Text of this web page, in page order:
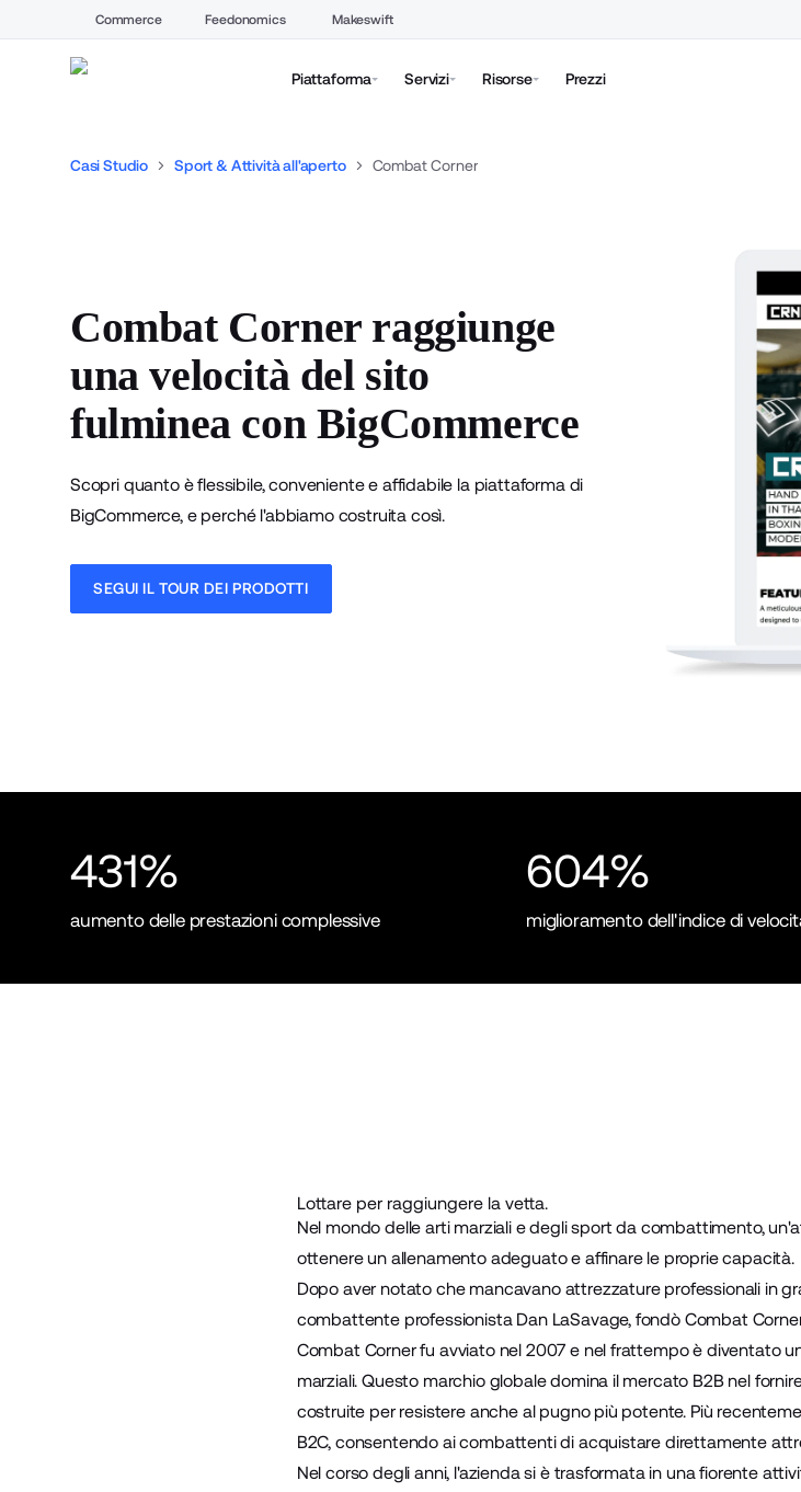
Commerce Feedonomics Makeswift
Piattaforma Servizi Risorse Prezzi
Casi Studio Sport & Attività all'aperto Combat Corner
Combat Corner raggiunge
una velocità del sito
fulminea con BigCommerce
Scopri quanto è flessibile, conveniente e affidabile la piattaforma di
BigCommerce, e perché l'abbiamo costruita così.
SEGUI IL TOUR DEI PRODOTTI
431%
aumento delle prestazioni complessive
604%
miglioramento dell'indice di
Lottare per raggiungere la vetta.
Nel mondo delle arti marziali e degli sport da combattimento,
ottenere un allenamento adeguato e affinare le proprie capacità.
Dopo aver notato che mancavano attrezzature professionali in
combattente professionista Dan LaSavage, fondò Combat
Combat Corner fu avviato nel 2007 e nel frattempo è diventato
marziali. Questo marchio globale domina il mercato B2B nel
costruite per resistere anche al pugno più potente. Più
B2C, consentendo ai combattenti di acquistare direttamente
Nel corso degli anni, l'azienda si è trasformata in una fiorente